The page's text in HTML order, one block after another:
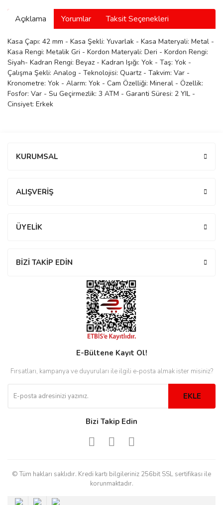
Manoir
Açıklama Yorumlar Taksit Seçenekleri
Kasa Çapı: 42 mm - Kasa Şekli: Yuvarlak - Kasa Materyali: Metal -
Kasa Rengi: Metalik Gri - Kordon Materyali: Deri - Kordon Rengi:
Siyah- Kadran Rengi: Beyaz - Kadran Işığı: Yok - Taş: Yok -
Çalışma Şekli: Analog - Teknolojisi: Quartz - Takvim: Var -
Kronometre: Yok - Alarm: Yok - Cam Özelliği: Mineral - Özellik:
Fosfor: Var - Su Geçirmezlik: 3 ATM - Garanti Süresi: 2 YIL -
Cinsiyet: Erkek
KURUMSAL
ALIŞVERİŞ
ÜYELİK
BİZİ TAKİP EDİN
E-Bültene Kayıt Ol!
Fırsatları, kampanya ve duyuruları ile ilgili e-posta almak ister misiniz?
EKLE
Bizi Takip Edin
© Tüm hakları saklıdır. Kredi kartı bilgileriniz 256bit SSL sertifikası ile
korunmaktadır.